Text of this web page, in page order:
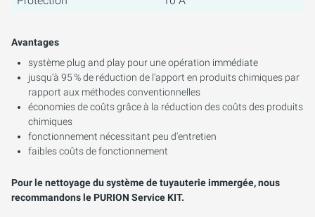
Avantages
système plug and play pour une opération immédiate
jusqu'à 95 % de réduction de l'apport en produits chimiques par
rapport aux méthodes conventionnelles
économies de coûts grâce à la réduction des coûts des produits
chimiques
fonctionnement nécessitant peu d'entretien
faibles coûts de fonctionnement
Pour le nettoyage du système de tuyauterie immergée, nous
recommandons le PURION Service KIT.